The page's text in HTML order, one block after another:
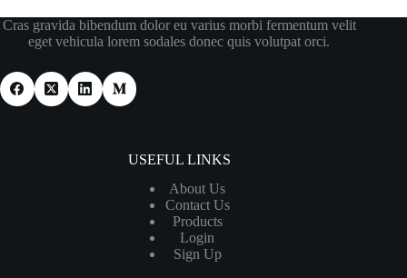
Cras gravida bibendum dolor eu varius morbi fermentum velit
eget vehicula lorem sodales donec quis volutpat orci.
USEFUL LINKS
About Us
Contact Us
Products
Login
Sign Up